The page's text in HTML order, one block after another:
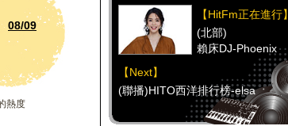
08/09
熱度
最專業《DJ推薦》好音樂千萬別錯過！
好康報報 最新優惠訊息都在這！
【HitFm正在進行】
(北部)
賴床DJ-Phoenix
【Next】
(聯播)HITO西洋排行榜-elsa